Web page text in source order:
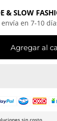
& SLOW
en 7-10
Agregar al
sin costo